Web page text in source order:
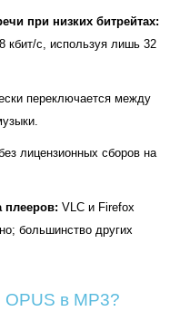
при низких битрейтах:
кбит/с, используя лишь 32
переключается между
лицензионных сборов на
плееров: VLC и Firefox
большинство других
в MP3?